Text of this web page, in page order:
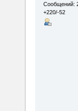
Сообщений:
+220/-52